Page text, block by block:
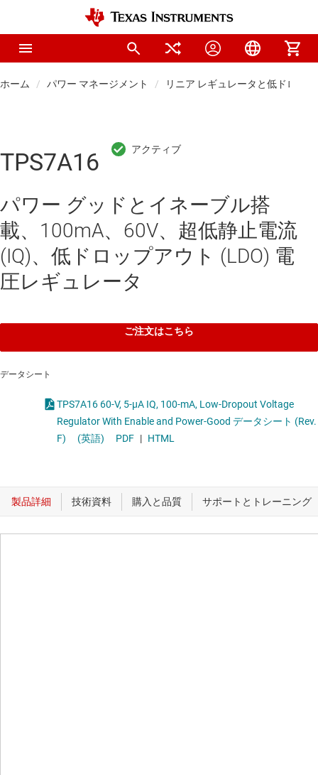
ホーム パワー マネージメント リニア レギュレータと低ドロッ
TPS7A16
パワー グッドとイネーブル搭
載、100mA、60V、超低静止電流
(IQ)、低ドロップアウト (LDO) 電
圧レギュレータ
ご注文はこちら
データシート
TPS7A16 60-V, 5-µA IQ, 100-mA, Low-Dropout Voltage
Regulator With Enable and Power-Good データシート (Rev.
F)
(英語) PDF | HTML